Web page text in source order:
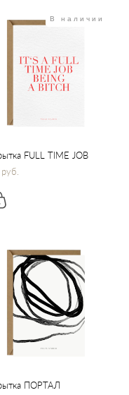
В наличии
FULL TIME JOB
ПОРТАЛ